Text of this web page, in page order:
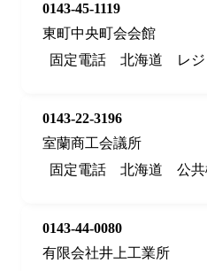
0143-45-1119
東町中央町会会館
固定電話
北海道 レ
0143-22-3196
室蘭商工会議所
固定電話
北海道 公
0143-44-0080
有限会社井上工業所